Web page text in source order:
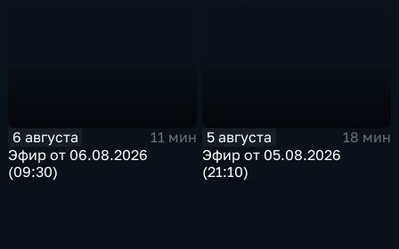
6 августа
11 мин
Эфир от 06.08.2026
(09:30)
5 августа
18 мин
Эфир от 05.08.2026
(21:10)